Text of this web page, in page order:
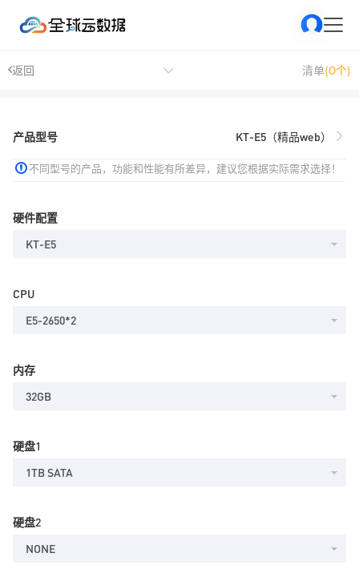
返回 清单(0个)
产品型号 KT-E5（精品web）
不同型号的产品，功能和性能有所差异，建议您根据实际需求选择！
硬件配置
KT-E5
CPU
E5-2650*2
内存
32GB
硬盘1
1TB SATA
硬盘2
NONE